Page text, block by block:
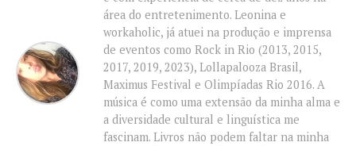
área do entretenimento. Leonina e
workaholic, já atuei na produção e imprensa
de eventos como Rock in Rio (2013, 2015,
2017, 2019, 2023), Lollapalooza Brasil,
Maximus Festival e Olimpíadas Rio 2016. A
música é como uma extensão da minha alma e
a diversidade cultural e linguística me
fascinam. Livros não podem faltar na minha